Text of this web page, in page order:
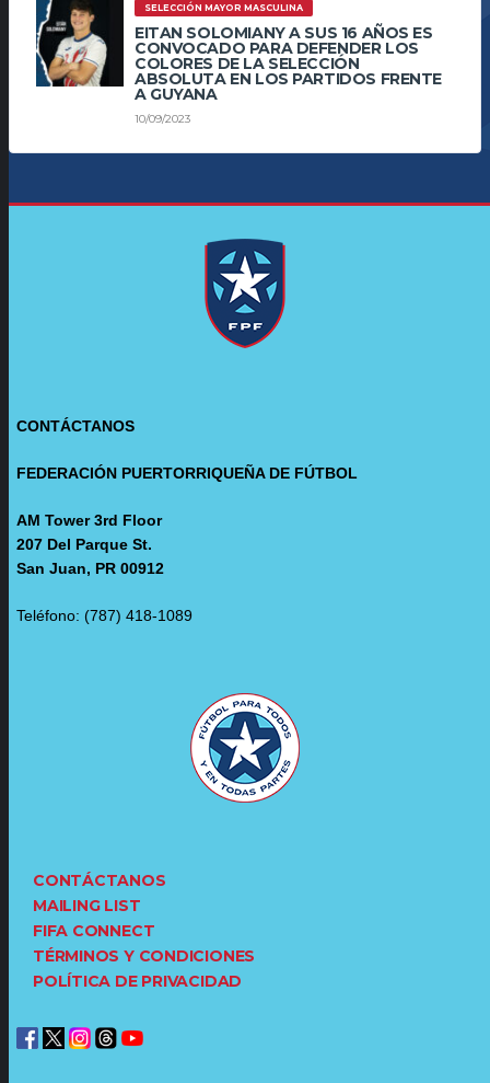
SELECCIÓN MAYOR MASCULINA
EITAN SOLOMIANY A SUS 16 AÑOS ES
CONVOCADO PARA DEFENDER LOS
COLORES DE LA SELECCIÓN
ABSOLUTA EN LOS PARTIDOS FRENTE
A GUYANA
10/09/2023
CONTÁCTANOS
FEDERACIÓN PUERTORRIQUEÑA DE FÚTBOL
AM Tower 3rd Floor
207 Del Parque St.
San Juan, PR 00912
Teléfono: (787) 418-1089
CONTÁCTANOS
MAILING LIST
FIFA CONNECT
TÉRMINOS Y CONDICIONES
POLÍTICA DE PRIVACIDAD